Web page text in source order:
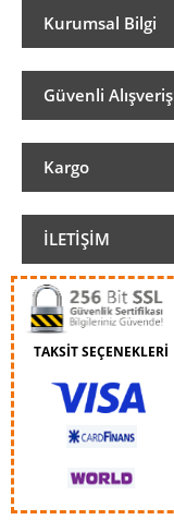
Kurumsal Bilgi
Güvenli Alışveriş
Kargo
İLETIŞIM
TAKSİT SEÇENEKLERİ